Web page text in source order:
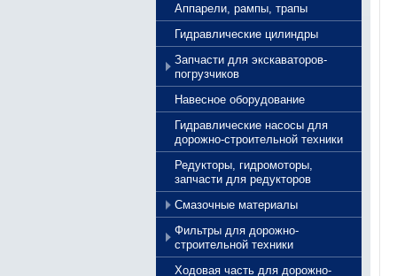
Аппарели, рампы, трапы
Гидравлические цилиндры
Запчасти для экскаваторов-
погрузчиков
Запчасти для экскаваторов-
погрузчиков Caterpillar
Расходные материалы
Caterpillar
Ось и запчасти Caterpillar
Caterpillar
Запчасти для экскаваторов-
погрузчиков JCB
Ось и запчасти JCB
Запчасти для экскаваторов-
погрузчиков Volvo
Навесное оборудование
Гидравлические насосы для
дорожно-строительной техники
Редукторы, гидромоторы,
запчасти для редукторов
Смазочные материалы
Масло моторное
полусинтетическое WOLF 10W-40
Масло гидравлическое WOLF
Фильтры для дорожно-
строительной техники
Фильтры воздушные
Ходовая часть для дорожно-